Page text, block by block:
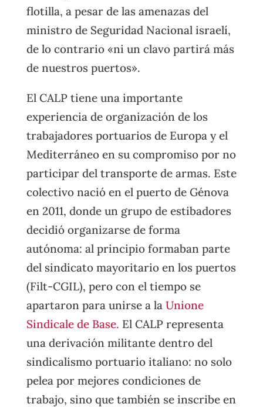
flotilla, a pesar de las amenazas del
ministro de Seguridad Nacional israelí,
de lo contrario «ni un clavo partirá más
de nuestros puertos».
El CALP tiene una importante
experiencia de organización de los
trabajadores portuarios de Europa y el
Mediterráneo en su compromiso por no
participar del transporte de armas. Este
colectivo nació en el puerto de Génova
en 2011, donde un grupo de estibadores
decidió organizarse de forma
autónoma: al principio formaban parte
del sindicato mayoritario en los puertos
(Filt-CGIL), pero con el tiempo se
apartaron para unirse a la Unione
Sindicale de Base. El CALP representa
una derivación militante dentro del
sindicalismo portuario italiano: no solo
pelea por mejores condiciones de
trabajo, sino que también se inscribe en